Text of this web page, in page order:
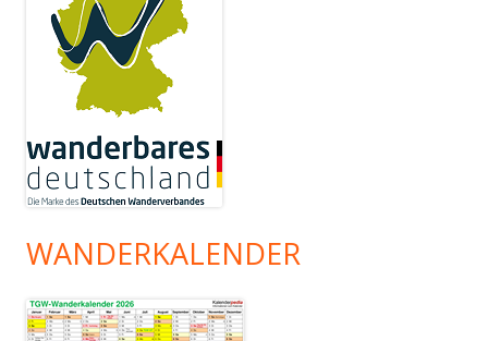
WANDERKALENDER